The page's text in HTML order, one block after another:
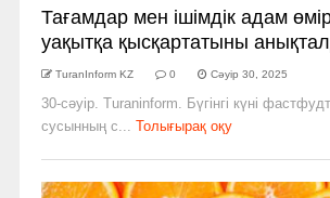
Тағамдар мен ішімдік адам
уақытқа қысқартатыны
TuranInform KZ 0 Сәуір 30, 2025
30-сәуір. Turaninform. Бүгінгі күні
сусынның с...
Толығырақ оқу